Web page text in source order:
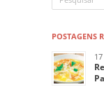
POSTAGENS